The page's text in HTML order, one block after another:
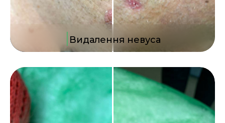
| Видалення невуса